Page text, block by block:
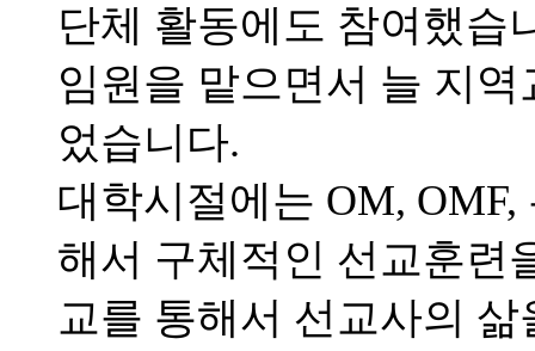
단체 활동에도 참여했습
임원을 맡으면서 늘 지
었습니다.
대학시절에는 OM,
해서 구체적인 선교훈련
교를 통해서 선교사의